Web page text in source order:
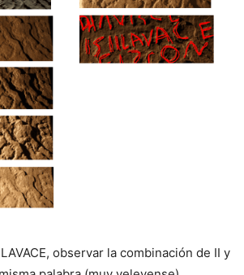
observar la combinación de II y